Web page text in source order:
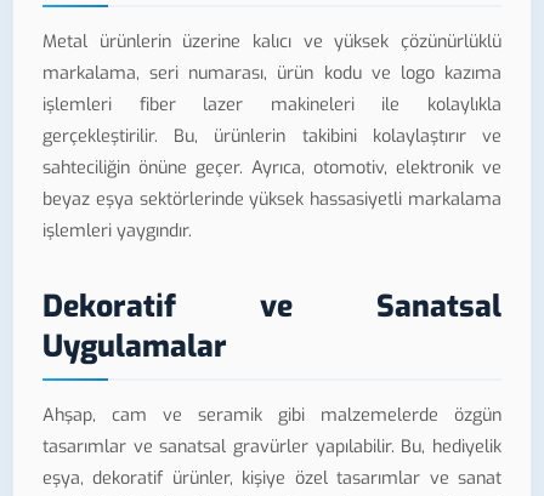
Metal ürünlerin üzerine kalıcı ve yüksek çözünürlüklü
markalama, seri numarası, ürün kodu ve logo kazıma
işlemleri fiber lazer makineleri ile kolaylıkla
gerçekleştirilir. Bu, ürünlerin takibini kolaylaştırır ve
sahteciliğin önüne geçer. Ayrıca, otomotiv, elektronik ve
beyaz eşya sektörlerinde yüksek hassasiyetli markalama
işlemleri yaygındır.
Dekoratif ve Sanatsal
Uygulamalar
Ahşap, cam ve seramik gibi malzemelerde özgün
tasarımlar ve sanatsal gravürler yapılabilir. Bu, hediyelik
eşya, dekoratif ürünler, kişiye özel tasarımlar ve sanat